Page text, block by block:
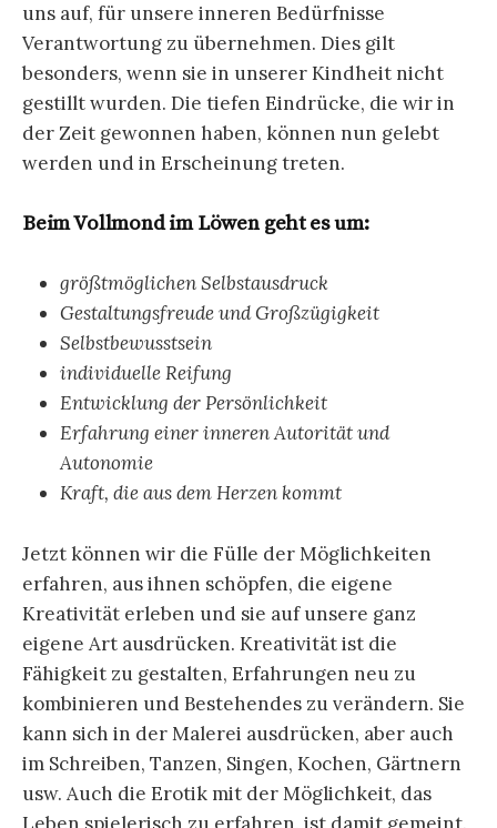
uns auf, für unsere inneren Bedürfnisse
Verantwortung zu übernehmen. Dies gilt
besonders, wenn sie in unserer Kindheit nicht
gestillt wurden. Die tiefen Eindrücke, die wir in
der Zeit gewonnen haben, können nun gelebt
werden und in Erscheinung treten.
Beim Vollmond im Löwen geht es um:
größtmöglichen Selbstausdruck
Gestaltungsfreude und Großzügigkeit
Selbstbewusstsein
individuelle Reifung
Entwicklung der Persönlichkeit
Erfahrung einer inneren Autorität und
Autonomie
Kraft, die aus dem Herzen kommt
Jetzt können wir die Fülle der Möglichkeiten
erfahren, aus ihnen schöpfen, die eigene
Kreativität erleben und sie auf unsere ganz
eigene Art ausdrücken. Kreativität ist die
Fähigkeit zu gestalten, Erfahrungen neu zu
kombinieren und Bestehendes zu verändern. Sie
kann sich in der Malerei ausdrücken, aber auch
im Schreiben, Tanzen, Singen, Kochen, Gärtnern
usw. Auch die Erotik mit der Möglichkeit, das